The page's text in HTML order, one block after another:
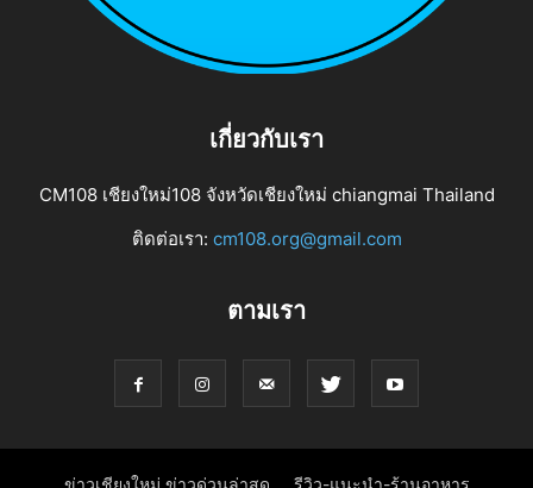
เกี่ยวกับเรา
CM108 เชียงใหม่108 จังหวัดเชียงใหม่ chiangmai Thailand
ติดต่อเรา: cm108.org@gmail.com
ตามเรา